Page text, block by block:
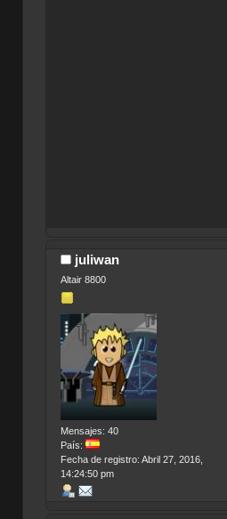
juliwan
Altair 8800
Mensajes: 40
País:
Fecha de registro: Abril 27, 2016,
14:24:50 pm